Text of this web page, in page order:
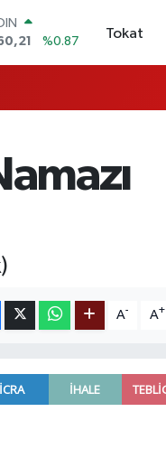
%0.18
%0.38
%-14
Tokat
A- A+